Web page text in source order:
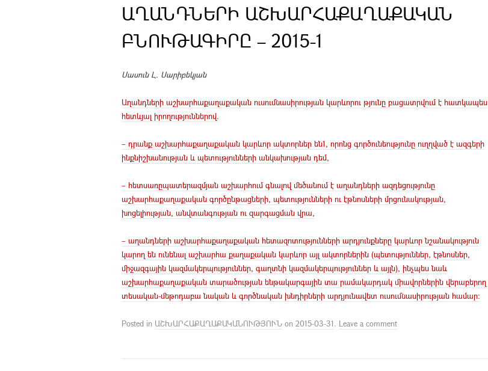
ԱՂԱՆԴՆԵՐԻ ԱՇԽԱՐՀԱՔԱՂԱՔԱԿԱՆ
ԲՆՈՒԹԱԳԻՐԸ – 2015-1
Սասուն Լ. Սարիբեկյան
Աղանդների աշխարհաքաղաքական ուսումնասիրության կարևորու թյունը բացատրվում է հատկապես
հետևյալ իրողություններով.
– դրանք աշխարհաքաղաքական կարևոր ակտորներ են1, որոնց գործունեությունը ուղղված է ազգերի
ինքնիշխանության և պետությունների անկախության դեմ,
– հետսառըպատերազմյան աշխարհում գնալով մեծանում է աղանդների ազդեցությունը
աշխարհաքաղաքական գործընթացների, պետությունների ու էթնոսների մրցունակության,
խոցելիության, անվտանգության ու զարգացման վրա,
– աղանդների աշխարհաքաղաքական հետազոտությունների արդյունքները կարևոր նշանակություն
կարող են ունենալ աշխարհա քաղաքական կարևոր այլ ակտորներին (պետություններ, էթնոսներ,
միջազգային կազմակերպություններ, գաղտնի կազմակերպություններ և այլն), ինչպես նաև
աշխարհաքաղաքական տարածության ենթակարգային տա րամակարդակ միավորներին վերաբերող
տեսական-մեթոդաբա նական և գործնական խնդիրների արդյունավետ ուսումնասիրության համար:
Posted in ԱՇԽԱՐՀԱՔԱՂԱՔԱԿԱՆՈՒԹՅՈՒՆ on 2015-03-31. Leave a comment